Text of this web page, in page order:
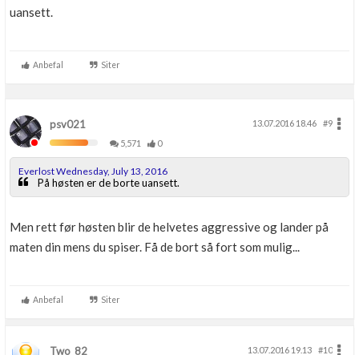
uansett.
Anbefal Siter
psv021 13.07.2016 18.46
#9
5,571
0
Everlost Wednesday, July 13, 2016
På høsten er de borte uansett.
Men rett før høsten blir de helvetes aggressive og lander på
maten din mens du spiser. Få de bort så fort som mulig...
Anbefal Siter
Two_82 13.07.2016 19.13
#10